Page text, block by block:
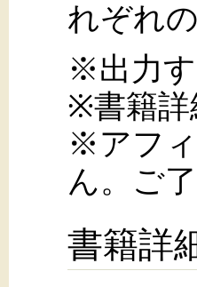
れぞれ
※出力
※書籍詳
※アフ
ん。ご
書籍詳